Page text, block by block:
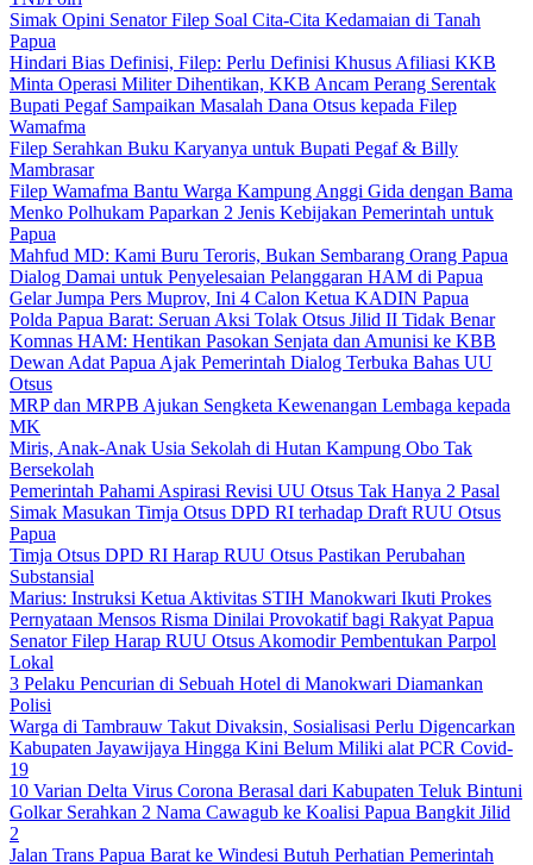
Simak Opini Senator Filep Soal Cita-Cita Kedamaian di Tanah
Papua
Hindari Bias Definisi, Filep: Perlu Definisi Khusus Afiliasi KKB
Minta Operasi Militer Dihentikan, KKB Ancam Perang Serentak
Bupati Pegaf Sampaikan Masalah Dana Otsus kepada Filep
Wamafma
Filep Serahkan Buku Karyanya untuk Bupati Pegaf & Billy
Mambrasar
Filep Wamafma Bantu Warga Kampung Anggi Gida dengan Bama
Menko Polhukam Paparkan 2 Jenis Kebijakan Pemerintah untuk
Papua
Mahfud MD: Kami Buru Teroris, Bukan Sembarang Orang Papua
Dialog Damai untuk Penyelesaian Pelanggaran HAM di Papua
Gelar Jumpa Pers Muprov, Ini 4 Calon Ketua KADIN Papua
Polda Papua Barat: Seruan Aksi Tolak Otsus Jilid II Tidak Benar
Komnas HAM: Hentikan Pasokan Senjata dan Amunisi ke KBB
Dewan Adat Papua Ajak Pemerintah Dialog Terbuka Bahas UU
Otsus
MRP dan MRPB Ajukan Sengketa Kewenangan Lembaga kepada
MK
Miris, Anak-Anak Usia Sekolah di Hutan Kampung Obo Tak
Bersekolah
Pemerintah Pahami Aspirasi Revisi UU Otsus Tak Hanya 2 Pasal
Simak Masukan Timja Otsus DPD RI terhadap Draft RUU Otsus
Papua
Timja Otsus DPD RI Harap RUU Otsus Pastikan Perubahan
Substansial
Marius: Instruksi Ketua Aktivitas STIH Manokwari Ikuti Prokes
Pernyataan Mensos Risma Dinilai Provokatif bagi Rakyat Papua
Senator Filep Harap RUU Otsus Akomodir Pembentukan Parpol
Lokal
3 Pelaku Pencurian di Sebuah Hotel di Manokwari Diamankan
Polisi
Warga di Tambrauw Takut Divaksin, Sosialisasi Perlu Digencarkan
Kabupaten Jayawijaya Hingga Kini Belum Miliki alat PCR Covid-
19
10 Varian Delta Virus Corona Berasal dari Kabupaten Teluk Bintuni
Golkar Serahkan 2 Nama Cawagub ke Koalisi Papua Bangkit Jilid
2
Jalan Trans Papua Barat ke Windesi Butuh Perhatian Pemerintah